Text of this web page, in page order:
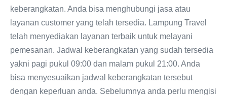
keberangkatan. Anda bisa menghubungi jasa atau
layanan customer yang telah tersedia. Lampung Travel
telah menyediakan layanan terbaik untuk melayani
pemesanan. Jadwal keberangkatan yang sudah tersedia
yakni pagi pukul 09:00 dan malam pukul 21:00. Anda
bisa menyesuaikan jadwal keberangkatan tersebut
dengan keperluan anda. Sebelumnya anda perlu mengisi